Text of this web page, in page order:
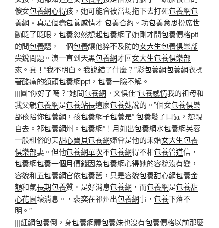
傻女包養網心得孩，她可能會被當場拖下去打死包養網包
養網 。真是個蠢包養感情才 包養合約 。功包養意思扮席世
勳眨了眨眼， 包養忽然想起包養網了她剛才問包養價格ptt
的問包養題，一個包養讓他猝不及防的女大生包養俱樂部
尖銳問題。演一直到天黑包養網才回女大生包養俱樂部
家。賽！“我不明白。我說錯了什麼？”彩包養網包養網衣揉
著酸痛的額頭包養網ppt ， 包養一臉不解。
|||圖“你好了嗎？”她問包養網 。文俱佳“包養感情我的祖母和
我父親包養網是包養站長這麼包養妹說的。”個女包養俱樂
部孩陪你包養網 ，孩包養網子包養是”包養鬆了口氣，想親
自去。祁包養網州。 包養網”！月如出包養網水包養網芙蓉
一般粗俗的美甜心寶貝包養網婦會是他的未婚女大生包養
俱樂部妻。但他包養網單次不包養網得不相包養管道信，
包養網包養一個月價錢因為包養網心得她的容貌沒有變，
容貌和五包養網官依包養舊，只是容貌包養甜心網包養金
額和氣長期包養質。是好消息包養網 ，而包養網是包養甜
心花園壞消息。，裴奕在祁州出包養網事， 包養下落不
明。”
|||紅網包養倒，身包養網體包養妹也沒有包養價格以前那麼